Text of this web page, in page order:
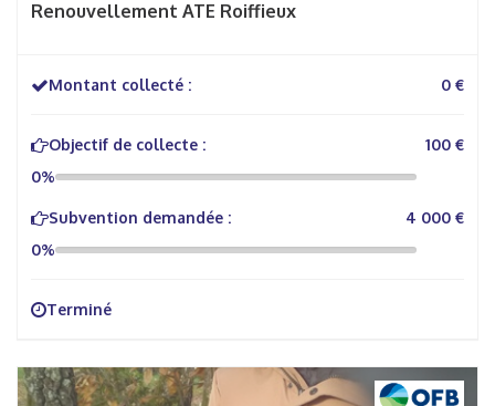
Renouvellement ATE Roiffieux
Montant collecté : 0 €
Objectif de collecte :
100 €
0%
Subvention demandée :
4 000 €
0%
Terminé